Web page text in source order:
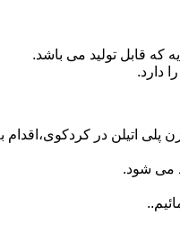
دارد.
این نوع از مخازن پلی اتیلن در
می شود.